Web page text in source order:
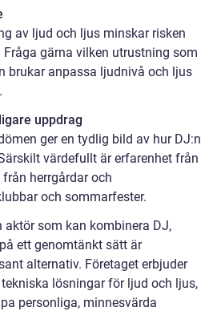
av ljud och ljus minskar risken
gärna vilken utrustning som
brukar anpassa ljudnivå och ljus
uppdrag
ger en tydlig bild av hur DJ:n
värdefullt är erfarenhet från
herrgårdar och
och sommarfester.
aktör som kan kombinera DJ,
ett genomtänkt sätt är
alternativ. Företaget erbjuder
lösningar för ljud och ljus,
personliga, minnesvärda